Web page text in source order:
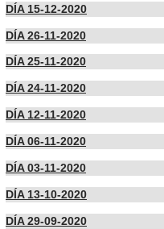
DÍA 15-12-2020
DÍA 26-11-2020
DÍA 25-11-2020
DÍA 24-11-2020
DÍA 12-11-2020
DÍA 06-11-2020
DÍA 03-11-2020
DÍA 13-10-2020
DÍA 29-09-2020